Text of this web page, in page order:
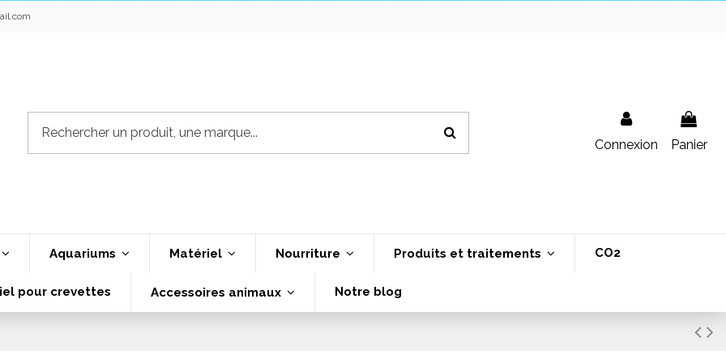
Connexion Panier
Aquariums Matériel Nourriture Produits et traitements CO2
pour crevettes Accessoires animaux Notre blog